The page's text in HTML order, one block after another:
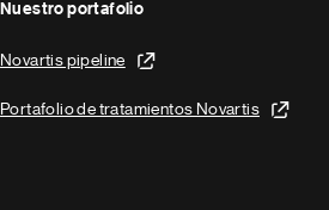
Nuestro portafolio
Novartis pipeline
Portafolio de tratamientos Novartis